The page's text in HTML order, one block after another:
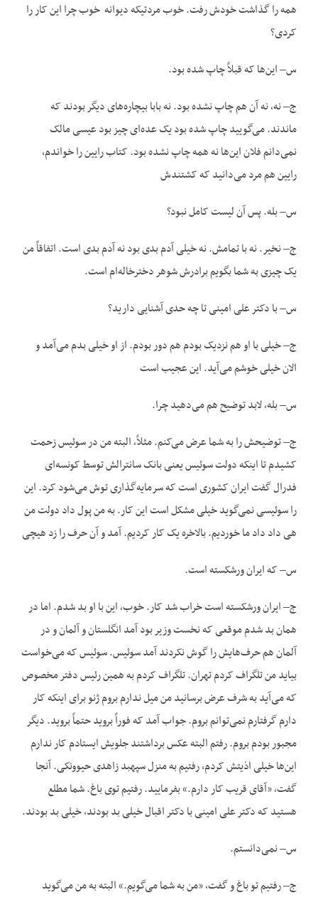
همه را گذاشت خودش رفت. خوب مردتیکه دیوانه خوب چرا این کار را
کردی؟
س– این‌ها که قبلاً چاپ شده بود.
ج– نه، نه آن هم چاپ نشده بود. نه بابا بیچاره‌های دیگر بودند که
ماندند. می‌گویید چاپ شده بود یک عده‌ای چیز بود عیسی مالک
نمی‌دانم فلان این‌ها نه همه چاپ نشده بود. کتاب رایین را خواندم،
رایین هم مرد می‌دانید که کشتندش
س– بله. پس آن لیست کامل نبود؟
ج– نخیر. نه با تمامش. نه خیلی آدم بدی بود نه آدم بدی است. اتفاقاً من
یک چیزی به شما بگویم برادرش شوهر دخترخاله‌ام است.
س– با دکتر علی امینی تا چه حدی آشنایی دارید؟
ج– خیلی با او هم نزدیک بودم هم دور بودم. از او خیلی بدم می‌آمد و
الان خیلی خوشم می‌آید. این عجیب است
س– بله، لابد توضیح هم می‌دهید چرا.
ج– توضیحش را به شما عرض می‌کنم. مثلاً، البته من در سوئیس زحمت
کشیدم تا اینکه دولت سوئیس یعنی بانک سانترالش توسط کونسه‌ای
فدرال گفت ایران کشوری است که سرمایه‌گذاری توش می‌شود کرد. این
را سوئیسی نمی‌گوید خیلی مشکل است این کار. به من پول داد دولت من
هی داد داد ما خوردیم. بالاخره یک کار کردیم. آمد و آن حرف را زد هیچی
س– که ایران ورشکسته است.
ج– ایران ورشکسته است خراب شد کار. خوب، این با او بد شدم. اما در
همان بد شدم موقعی که نخست وزیر بود آمد انگلستان و آلمان و در
آلمان هم حرف‌هایش را گوش نکردند آمد سوئیس. سوئیس که می‌خواست
بیاید من تلگراف کردم تهران. تلگراف کردم به همین رئیس دفتر مخصوص
که می‌آید به شرف عرض برسانید من میل ندارم بروم ژنو برای اینکه کار
دارم گرفتارم نمی‌توانم بروم. جواب آمد که فوراً بروید حتماً بروید. دیگر
مجبور بودم بروم. رفتم البته عکس برداشتند جلویش ایستادم کار ندارم
این‌ها خیلی اذیتش کردم، رفتیم به منزل سپهبد زاهدی حیوونکی. آنجا
گفت، «آقای قریب کار دارم.» بفرمایید. رفتیم توی باغ. شما مطلع
هستید که دکتر علی امینی با دکتر اقبال خیلی بد بودند، خیلی بد بودند.
س– نمی‌دانستم.
ج– رفتیم تو باغ و گفت، «من به شما می‌گویم.» البته به من می‌گوید